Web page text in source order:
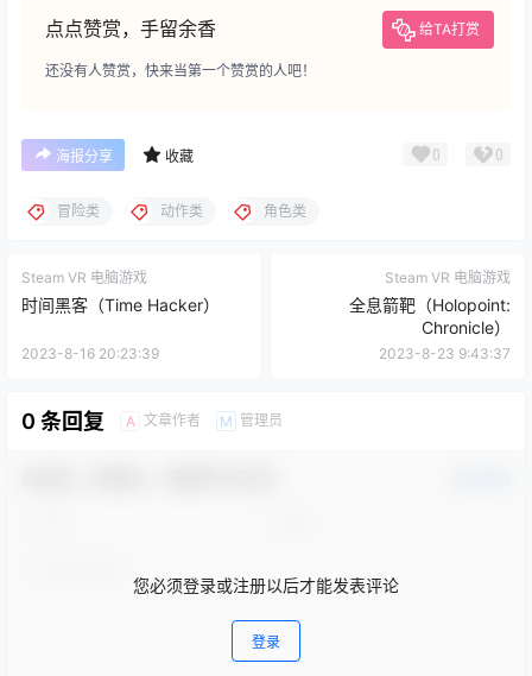
点点赞赏，手留余香 给TA打赏
还没有人赞赏，快来当第一个赞赏的人吧！
海报分享 收藏 0 0
冒险类 动作类 角色类
Steam VR 电脑游戏
时间黑客（Time Hacker）
2023-8-16 20:23:39
Steam VR 电脑游戏
全息箭靶（Holopoint:
Chronicle）
2023-8-23 9:43:37
0 条回复 A 文章作者 M 管理员
您必须登录或注册以后才能发表评论
登录